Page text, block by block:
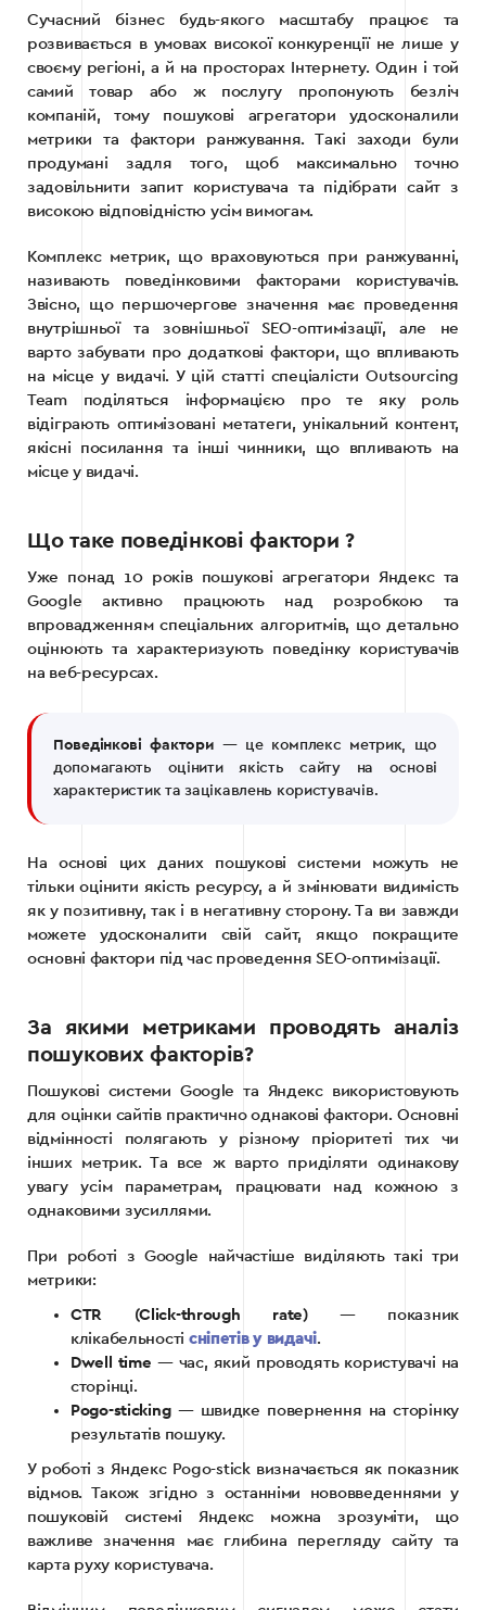
Сучасний бізнес будь-якого масштабу працює та
розвивається в умовах високої конкуренції не лише у
своєму регіоні, а й на просторах Інтернету. Один і той
самий товар або ж послугу пропонують безліч
компаній, тому пошукові агрегатори удосконалили
метрики та фактори ранжування. Такі заходи були
продумані задля того, щоб максимально точно
задовільнити запит користувача та підібрати сайт з
високою відповідністю усім вимогам.
Комплекс метрик, що враховуються при ранжуванні,
називають поведінковими факторами користувачів.
Звісно, що першочергове значення має проведення
внутрішньої та зовнішньої SEO-оптимізації, але не
варто забувати про додаткові фактори, що впливають
на місце у видачі. У цій статті спеціалісти Outsourcing
Team поділяться інформацією про те яку роль
відіграють оптимізовані метатеги, унікальний контент,
якісні посилання та інші чинники, що впливають на
місце у видачі.
Що таке поведінкові фактори ?
Уже понад 10 років пошукові агрегатори Яндекс та
Google активно працюють над розробкою та
впровадженням спеціальних алгоритмів, що детально
оцінюють та характеризують поведінку користувачів
на веб-ресурсах.
Поведінкові фактори — це комплекс метрик, що
допомагають оцінити якість сайту на основі
характеристик та зацікавлень користувачів.
На основі цих даних пошукові системи можуть не
тільки оцінити якість ресурсу, а й змінювати видимість
як у позитивну, так і в негативну сторону. Та ви завжди
можете удосконалити свій сайт, якщо покращите
основні фактори під час проведення SEO-оптимізації.
За якими метриками проводять аналіз
пошукових факторів?
Пошукові системи Google та Яндекс використовують
для оцінки сайтів практично однакові фактори. Основні
відмінності полягають у різному пріоритеті тих чи
інших метрик. Та все ж варто приділяти одинакову
увагу усім параметрам, працювати над кожною з
однаковими зусиллями.
При роботі з Google найчастіше виділяють такі три
метрики:
CTR (Click-through rate)— показник
клікабельності сніпетів у видачі.
Dwell time — час, який проводять користувачі на
сторінці.
Pogo-sticking— швидке повернення на сторінку
результатів пошуку.
У роботі з Яндекс Pogo-stick визначається як показник
відмов. Також згідно з останніми нововведеннями у
пошуковій системі Яндекс можна зрозуміти, що
важливе значення має глибина перегляду сайту та
карта руху користувача.